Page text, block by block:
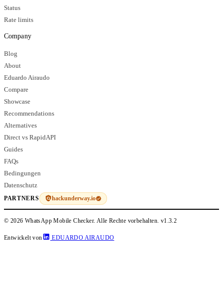
Status
Rate limits
Company
Blog
About
Eduardo Airaudo
Compare
Showcase
Recommendations
Alternatives
Direct vs RapidAPI
Guides
FAQs
Bedingungen
Datenschutz
PARTNERS hackunderway.io
© 2026 WhatsApp Mobile Checker. Alle Rechte vorbehalten. v1.3.2
Entwickelt von EDUARDO AIRAUDO